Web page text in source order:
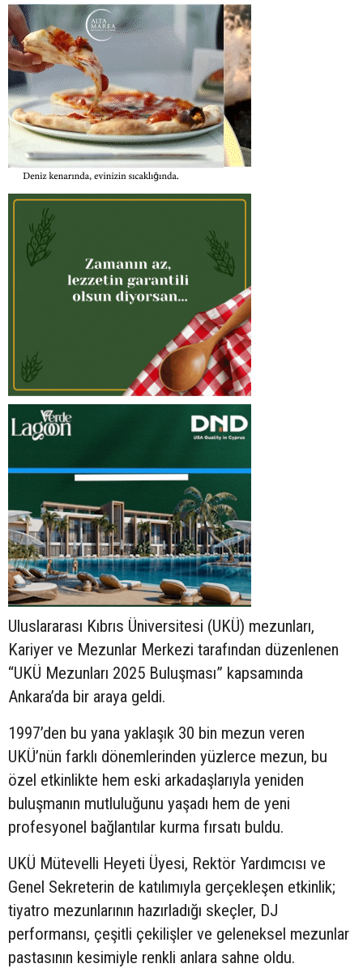
Uluslararası Kıbrıs Üniversitesi (UKÜ) mezunları,
Kariyer ve Mezunlar Merkezi tarafından düzenlenen
“UKÜ Mezunları 2025 Buluşması” kapsamında
Ankara’da bir araya geldi.
1997’den bu yana yaklaşık 30 bin mezun veren
UKÜ’nün farklı dönemlerinden yüzlerce mezun, bu
özel etkinlikte hem eski arkadaşlarıyla yeniden
buluşmanın mutluluğunu yaşadı hem de yeni
profesyonel bağlantılar kurma fırsatı buldu.
UKÜ Mütevelli Heyeti Üyesi, Rektör Yardımcısı ve
Genel Sekreterin de katılımıyla gerçekleşen etkinlik;
tiyatro mezunlarının hazırladığı skeçler, DJ
performansı, çeşitli çekilişler ve geleneksel mezunlar
pastasının kesimiyle renkli anlara sahne oldu.